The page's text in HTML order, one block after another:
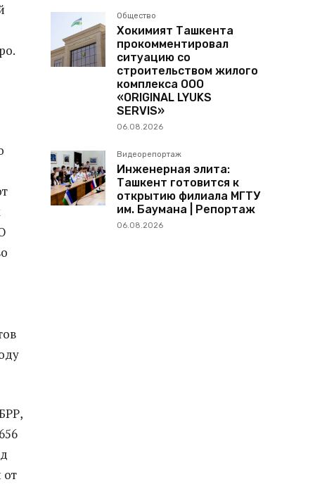
Общество
Хокимият Ташкента
прокомментировал
ситуацию со
строительством жилого
комплекса ООО
«ORIGINAL LYUKS
SERVIS»
06.08.2026
Видеорепортаж
Инженерная элита:
Ташкент готовится к
открытию филиала МГТУ
им. Баумана | Репортаж
06.08.2026